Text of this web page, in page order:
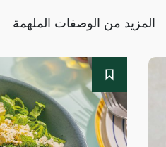
المزيد من الوصفات الملهمة